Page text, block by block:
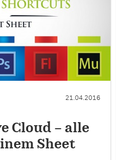
21.04.2016
Cloud – alle
Sheet